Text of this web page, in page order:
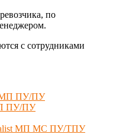
по
с сотрудниками
ПУ/ПУ